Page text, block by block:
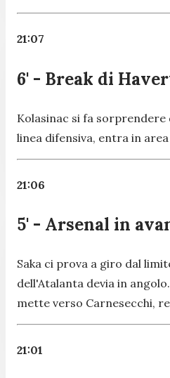
21:07
6' - Break di
Kolasinac si fa sorprendere
linea difensiva, entra in
21:06
5' - Arsenal in
Saka ci prova a giro dal
dell'Atalanta devia in
mette verso Carnesecchi,
21:01